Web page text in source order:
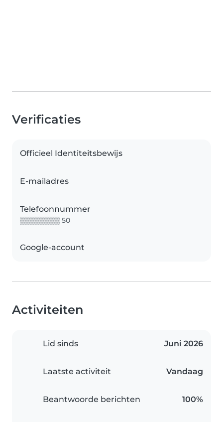
Verificaties
Officieel Identiteitsbewijs
E-mailadres
Telefoonnummer
▒▒▒▒▒▒▒▒ 50
Google-account
Activiteiten
Lid sinds Juni 2026
Laatste activiteit Vandaag
Beantwoorde berichten 100%